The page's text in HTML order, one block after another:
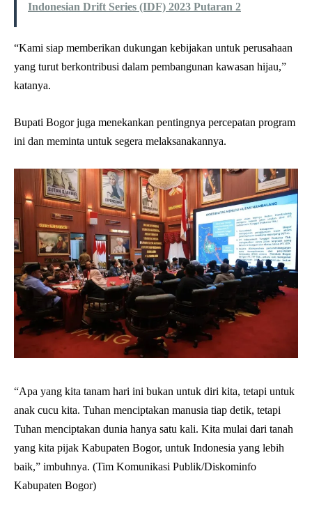
Indonesian Drift Series (IDF) 2023 Putaran 2
“Kami siap memberikan dukungan kebijakan untuk perusahaan
yang turut berkontribusi dalam pembangunan kawasan hijau,”
katanya.
Bupati Bogor juga menekankan pentingnya percepatan program
ini dan meminta untuk segera melaksanakannya.
“Apa yang kita tanam hari ini bukan untuk diri kita, tetapi untuk
anak cucu kita. Tuhan menciptakan manusia tiap detik, tetapi
Tuhan menciptakan dunia hanya satu kali. Kita mulai dari tanah
yang kita pijak Kabupaten Bogor, untuk Indonesia yang lebih
baik,” imbuhnya. (Tim Komunikasi Publik/Diskominfo
Kabupaten Bogor)